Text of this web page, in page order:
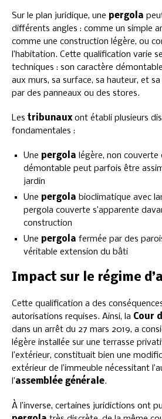
Sur le plan juridique, une pergola
différents angles : comme un simple
comme une construction légère, ou
l’habitation. Cette qualification varie
techniques : son caractère
aux murs, sa surface, sa hauteur, et
par des panneaux ou des stores.
Les tribunaux ont établi plusieurs
fondamentales :
Une pergola légère, non
démontable peut parfois être
jardin
Une pergola bioclimatique avec
pergola couverte s’apparente
construction
Une pergola fermée par des
véritable extension du bâti
Impact sur le régime
Cette qualification a des
autorisations requises. Ainsi, la Cour
dans un arrêt du 27 mars 2019, a
légère installée sur une terrasse
l’extérieur, constituait bien une
extérieur de l’immeuble nécessitant
l’assemblée générale.
À l’inverse, certaines juridictions ont